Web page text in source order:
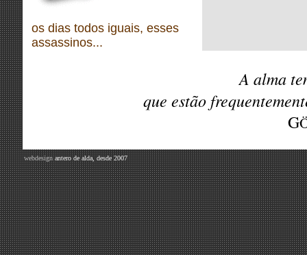
os dias todos iguais, esses
assassinos...
A alma
que estão
G
webdesignantero de alda, desde 2007